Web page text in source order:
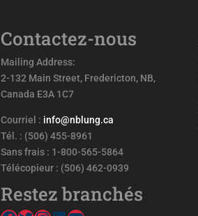
Contactez-nous
Mailing Address:
2-132 Main Street, Fredericton, NB,
Canada E3A 1C7
Courriel : info@nblung.ca
Tél. : (506) 455-8961
Sans frais : 1-800-565-5864
Télécopieur : (506) 462-0939
Restez branchés